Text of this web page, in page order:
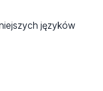
języków